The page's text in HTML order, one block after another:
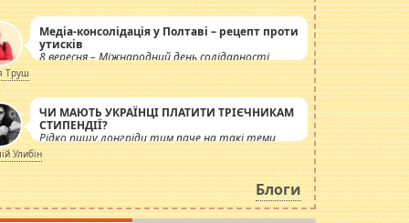
Медіа-консолідація у Полтаві – рецепт проти
утисків
8 вересня – Міжнародний день солідарності
журналістів.
Труш
ЧИ МАЮТЬ УКРАЇНЦІ ПЛАТИТИ ТРІЄЧНИКАМ
СТИПЕНДІЇ?
Рідко пишу лонгріди тим паче на такі теми,
але вже просто дістало! Обурюють сьогоднішні
інсенуації навколо стипендіального питання.
Штучно роздувається ще одна соціальна
катастрофа.
Улибін
Блоги